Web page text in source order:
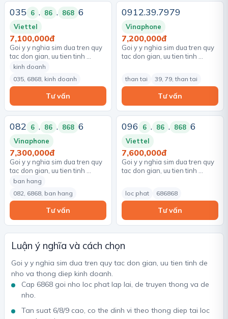
035 6 . 86 . 868 6
Viettel
7,100,000đ
Goi y y nghia sim dua tren quy
tac don gian, uu tien tinh …
kinh doanh
035, 6868, kinh doanh
Tư vấn
0912.39.7979
Vinaphone
7,200,000đ
Goi y y nghia sim dua tren quy
tac don gian, uu tien tinh …
than tai 39, 79, than tai
Tư vấn
082 6 . 86 . 868 6
Vinaphone
7,300,000đ
Goi y y nghia sim dua tren quy
tac don gian, uu tien tinh …
ban hang
082, 6868, ban hang
Tư vấn
096 6 . 86 . 868 6
Viettel
7,600,000đ
Goi y y nghia sim dua tren quy
tac don gian, uu tien tinh …
loc phat 686868
Tư vấn
Luận ý nghĩa và cách chọn
Goi y y nghia sim dua tren quy tac don gian, uu tien tinh de
nho va thong diep kinh doanh.
Cap 6868 goi nho loc phat lap lai, de truyen thong va de
nho.
Tan suat 6/8/9 cao, co the dinh vi theo thong diep tai loc